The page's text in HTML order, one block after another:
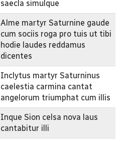
saecla simulque
Alme martyr Saturnine gaude
cum sociis roga pro tuis ut tibi
hodie laudes reddamus
dicentes
Inclytus martyr Saturninus
caelestia carmina cantat
angelorum triumphat cum illis
Inque Sion celsa nova laus
cantabitur illi